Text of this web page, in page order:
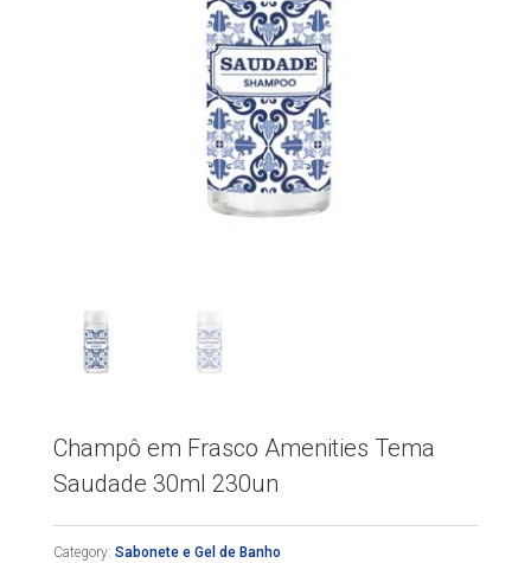
Champô em Frasco Amenities Tema
Saudade 30ml 230un
Category: Sabonete e Gel de Banho